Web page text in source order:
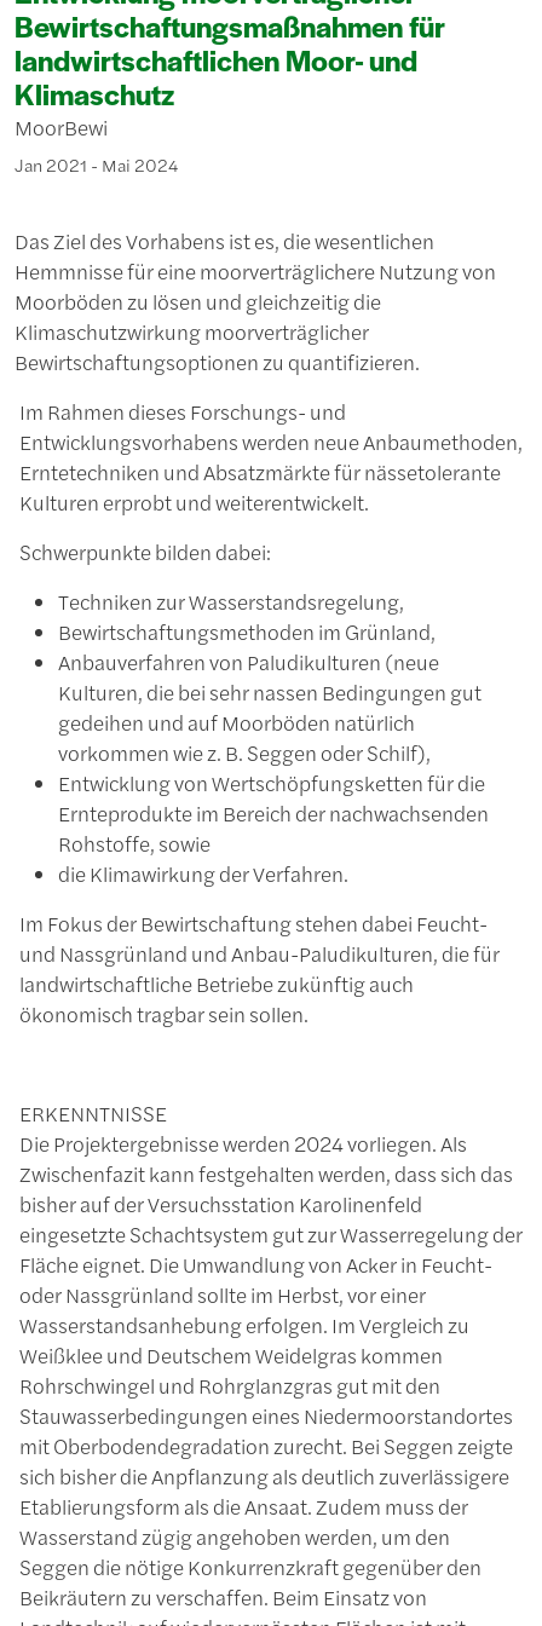
Bewirtschaftungsmaßnahmen für
landwirtschaftlichen Moor- und
Klimaschutz
MoorBewi
Jan 2021 - Mai 2024
Das Ziel des Vorhabens ist es, die wesentlichen
Hemmnisse für eine moorverträglichere Nutzung von
Moorböden zu lösen und gleichzeitig die
Klimaschutzwirkung moorverträglicher
Bewirtschaftungsoptionen zu quantifizieren.
Im Rahmen dieses Forschungs- und
Entwicklungsvorhabens werden neue Anbaumethoden,
Erntetechniken und Absatzmärkte für nässetolerante
Kulturen erprobt und weiterentwickelt.
Schwerpunkte bilden dabei:
Techniken zur Wasserstandsregelung,
Bewirtschaftungsmethoden im Grünland,
Anbauverfahren von Paludikulturen (neue
Kulturen, die bei sehr nassen Bedingungen gut
gedeihen und auf Moorböden natürlich
vorkommen wie z. B. Seggen oder Schilf),
Entwicklung von Wertschöpfungsketten für die
Ernteprodukte im Bereich der nachwachsenden
Rohstoffe, sowie
die Klimawirkung der Verfahren.
Im Fokus der Bewirtschaftung stehen dabei Feucht-
und Nassgrünland und Anbau-Paludikulturen, die für
landwirtschaftliche Betriebe zukünftig auch
ökonomisch tragbar sein sollen.
ERKENNTNISSE
Die Projektergebnisse werden 2024 vorliegen. Als
Zwischenfazit kann festgehalten werden, dass sich das
bisher auf der Versuchsstation Karolinenfeld
eingesetzte Schachtsystem gut zur Wasserregelung der
Fläche eignet. Die Umwandlung von Acker in Feucht-
oder Nassgrünland sollte im Herbst, vor einer
Wasserstandsanhebung erfolgen. Im Vergleich zu
Weißklee und Deutschem Weidelgras kommen
Rohrschwingel und Rohrglanzgras gut mit den
Stauwasserbedingungen eines Niedermoorstandortes
mit Oberbodendegradation zurecht. Bei Seggen zeigte
sich bisher die Anpflanzung als deutlich zuverlässigere
Etablierungsform als die Ansaat. Zudem muss der
Wasserstand zügig angehoben werden, um den
Seggen die nötige Konkurrenzkraft gegenüber den
Beikräutern zu verschaffen. Beim Einsatz von